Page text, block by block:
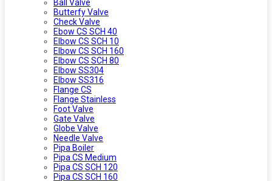
Ball Valve
Butterfy Valve
Check Valve
Ebow CS SCH 40
Elbow CS SCH 10
Elbow CS SCH 160
Elbow CS SCH 80
Elbow SS304
Elbow SS316
Flange CS
Flange Stainless
Foot Valve
Gate Valve
Globe Valve
Needle Valve
Pipa Boiler
Pipa CS Medium
Pipa CS SCH 120
Pipa CS SCH 160